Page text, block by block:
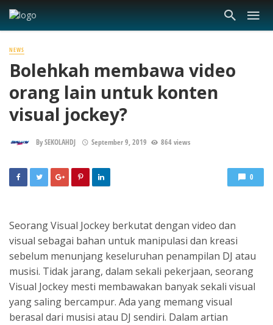
NEWS
Bolehkah membawa video
orang lain untuk konten
visual jockey?
BySEKOLAHDJ September 9, 2019 864 views
0
Seorang Visual Jockey berkutat dengan video dan
visual sebagai bahan untuk manipulasi dan kreasi
sebelum menunjang keseluruhan penampilan DJ atau
musisi. Tidak jarang, dalam sekali pekerjaan, seorang
Visual Jockey mesti membawakan banyak sekali visual
yang saling bercampur. Ada yang memang visual
berasal dari musisi atau DJ sendiri. Dalam artian